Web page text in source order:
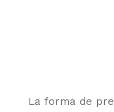
La forma de